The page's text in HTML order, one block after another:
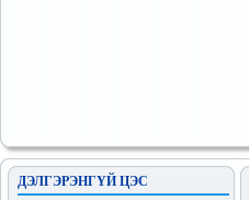
ДЭЛГЭРЭНГҮЙ ЦЭС